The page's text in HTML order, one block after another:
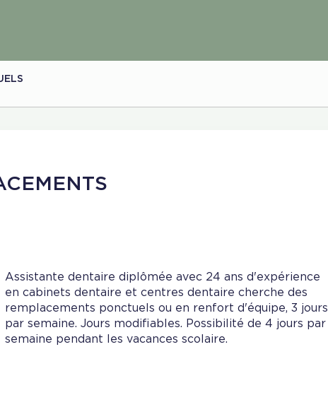
Assistante dentaire diplômée avec 24 ans d'expérience
en cabinets dentaire et centres dentaire cherche des
remplacements ponctuels ou en renfort d'équipe, 3 jours
par semaine. Jours modifiables. Possibilité de 4 jours par
semaine pendant les vacances scolaire.